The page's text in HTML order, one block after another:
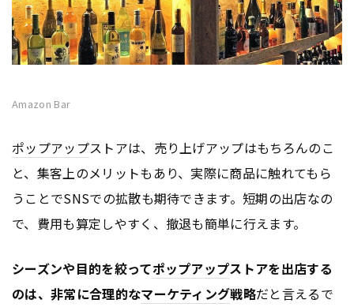
Amazon Bar
ポップアップストアは、売り上げアップはもちろんのこ
と、集客上のメリットもあり、実際に商品に触れてもら
うことでSNSでの拡散も期待できます。短期の出店なの
で、費用も算定しやすく、撤退も簡単に行えます。
シーズンや目的を絞ってポップアップストアを出店する
のは、非常に合理的なマーケティング戦略だと言えるで